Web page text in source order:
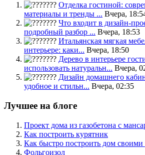
Отделка гостиной:
материалы и тренды ... Вчера,
Что входит в дизайн-
подробный разбор ... Вчера, 18:53
Итальянская мягкая
интерьере: каки... Вчера, 18:50
Дерево в интерьере
использовать натуральн... Вчера,
Дизайн домашнего
удобное и стильн... Вчера, 02:35
Лучшее на блоге
Проект дома из газобетона с
Как построить курятник
Как быстро построить дом своими
Фольгоизол